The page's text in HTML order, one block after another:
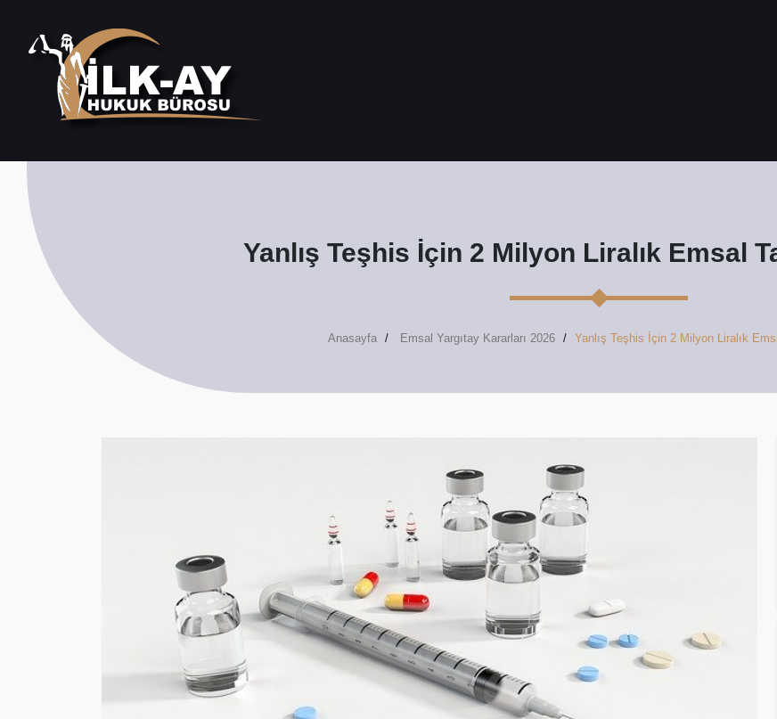
Yanlış Teşhis İçin 2 Milyon Liralık Emsal
Anasayfa Emsal Yargıtay Kararları 2026 Yanlış Teşhis İçin 2 Milyon Liralık